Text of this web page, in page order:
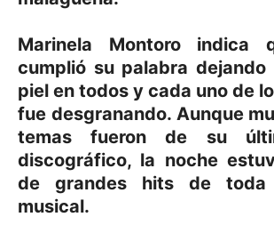
Marinela Montoro indica
cumplió su palabra
piel en todos y cada uno de
fue desgranando. Aunque
temas fueron de su
discográfico, la noche
de grandes hits de toda
musical.